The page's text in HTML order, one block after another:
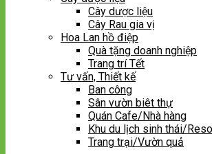
Cây dược liệu
Cây Rau gia vị
Hoa Lan hồ điệp
Quà tặng doanh nghiệp
Trang trí Tết
Tư vấn, Thiết kế
Ban công
Sân vườn biêt thự
Quán Cafe/Nhà hàng
Khu du lịch sinh thái/
Trang trại/Vườn quả